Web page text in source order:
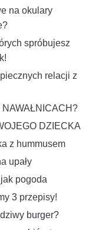
na okulary
spróbujesz
relacji z
DZIECKA
z hummusem
upały
pogoda
3 przepisy!
burger?